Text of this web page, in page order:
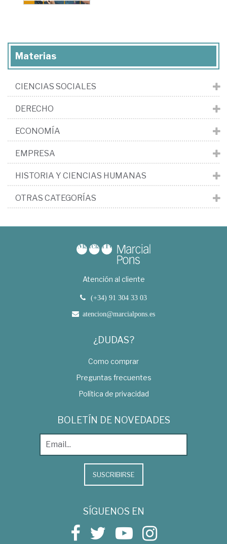
Materias
CIENCIAS SOCIALES
DERECHO
ECONOMÍA
EMPRESA
HISTORIA Y CIENCIAS HUMANAS
OTRAS CATEGORÍAS
Atención al cliente
(+34) 91 304 33 03
atencion@marcialpons.es
¿DUDAS?
Como comprar
Preguntas frecuentes
Política de privacidad
BOLETÍN DE NOVEDADES
SUSCRIBIRSE
SÍGUENOS EN